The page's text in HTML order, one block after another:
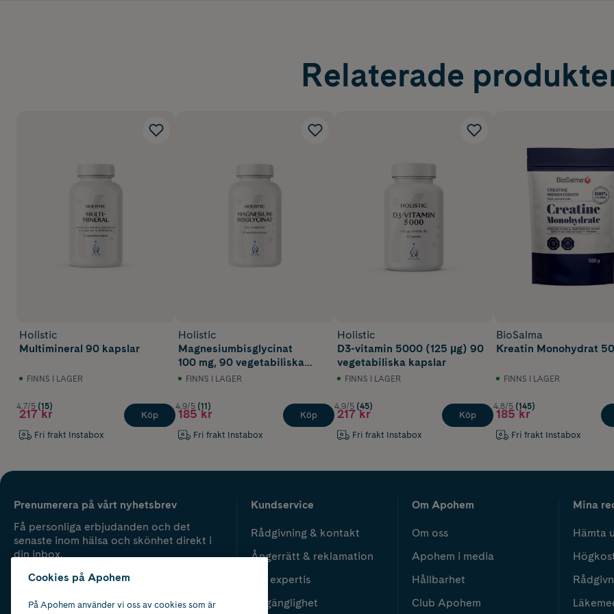
Relaterade
Holistic
Multimineral 90 kapslar
FINNS I LAGER
4.7/5 (15)
217 kr
Fri frakt Instabox
Köp
Holistic
Magnesiumbisglycinat
100 mg, 90 vegetabiliska
kapslar
FINNS I LAGER
4.9/5 (11)
185 kr
Fri frakt Instabox
Köp
Holistic
D3-vitamin 5000 (125 µg) 90
vegetabiliska kapslar
FINNS I LAGER
4.9/5 (45)
217 kr
Fri frakt Instabox
Köp
BioSalma
Kreatin Monohydrat
FINNS I LAGER
4.8/5 (145)
185 kr
Fri frakt Instabox
Prenumerera på vårt nyhetsbrev
Få personliga erbjudanden och det
senaste inom hälsa och skönhet direkt i
din inbox.
Kundservice
Rådgivning & kontakt
Ångerrätt & reklamation
Vår expertis
Tillgänglighet
Om Apohem
Om oss
Apohem i media
Hållbarhet
Club Apohem
Mina
Hämta
Cookies på Apohem
På Apohem använder vi oss av cookies som är